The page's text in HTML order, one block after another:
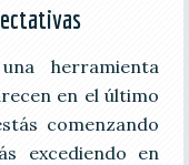
herramienta
en el último
comenzando
excediendo en